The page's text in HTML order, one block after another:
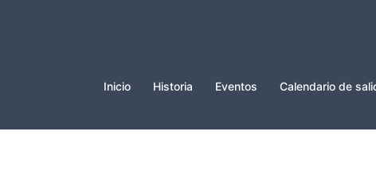
Inicio Historia Eventos Calendario de